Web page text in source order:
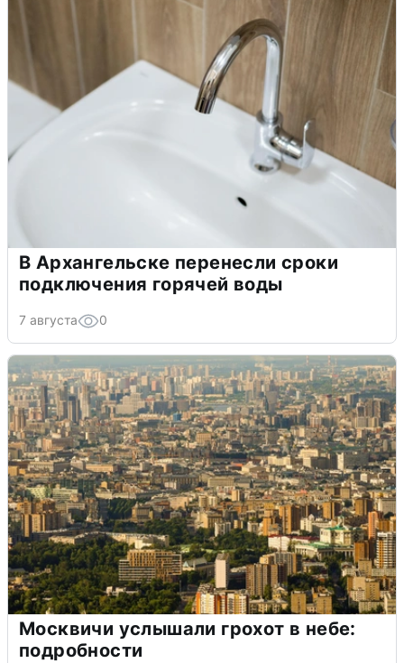
В Архангельске перенесли сроки
подключения горячей воды
7 августа 0
Москвичи услышали грохот в небе:
подробности